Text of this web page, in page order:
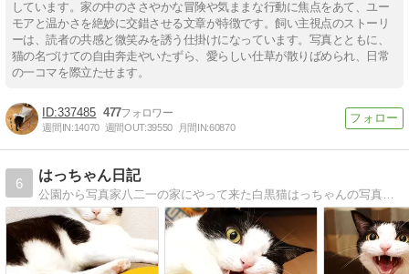
しています。家の中のささやかな冒険や気ままな行動に焦点をあて、ユー
モアと温かさを絶妙に交錯させる文章が特徴です。飼い主視点のストーリ
ーは、読者の共感と微笑みを誘う仕掛けになっています。写真とともに、
猫の名づけての自由奔走やいたずら、愛らしい仕草が散りばめられ、日常
の一コマを際立たせます。
337485 477
週間IN:14070 週間OUT:39550 月間IN:60870
6
はっちゃん日記